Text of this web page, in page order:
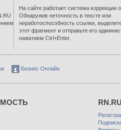
На сайте работает система коррекции
Обнаружив неточность в тексте или
неработоспособность ссылки,
этот фрагмент и отправьте его
нажатием Ctrl+Enter.
Бизнес Онлайн
RN.RU